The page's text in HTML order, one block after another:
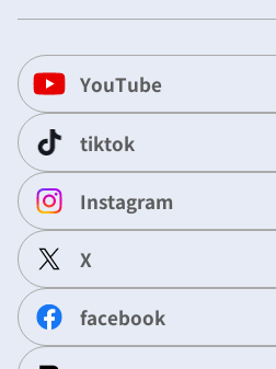
YouTube
tiktok
Instagram
X
facebook